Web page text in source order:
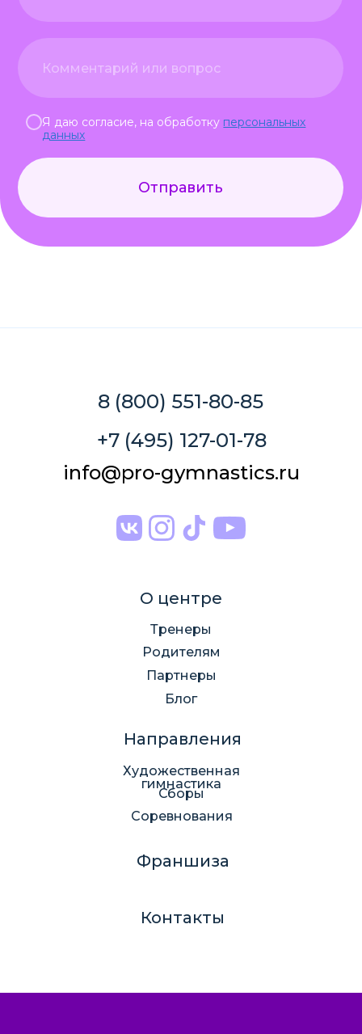
Я даю согласие, на обработку персональных
данных
Отправить
8 (800) 551-80-85
+7 (495) 127-01-78
info@pro-gymnastics.ru
О центре
Направления
Франшиза
Контакты
Тренеры
Родителям
Художественная
гимнастика
Сборы
Соревнования
Партнеры
Блог